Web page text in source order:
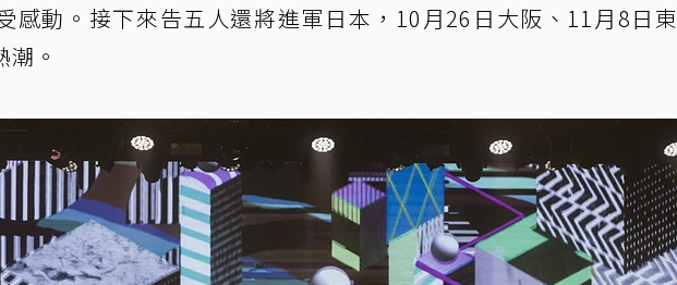
感動。接下來告五人還將進軍日本，10月26日大阪、11月8日東
。